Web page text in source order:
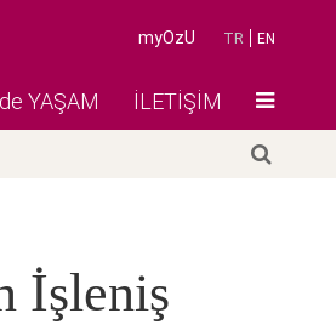
TR EN
myOzU
YAŞAM İLETİŞİM
İşleniş